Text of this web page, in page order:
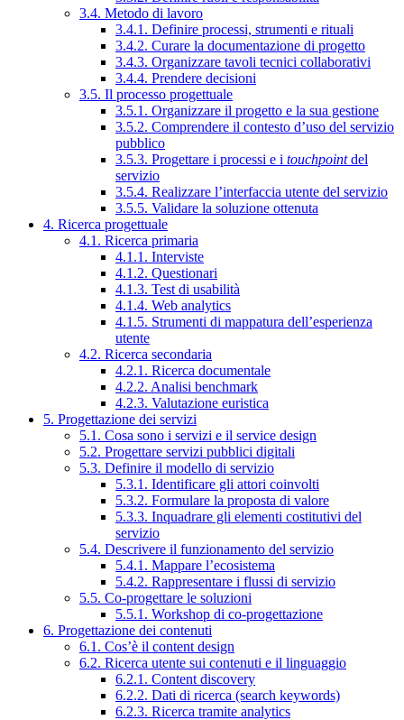
3.4. Metodo di lavoro
3.4.1. Definire processi, strumenti e rituali
3.4.2. Curare la documentazione di progetto
3.4.3. Organizzare tavoli tecnici collaborativi
3.4.4. Prendere decisioni
3.5. Il processo progettuale
3.5.1. Organizzare il progetto e la sua gestione
3.5.2. Comprendere il contesto d’uso del servizio
pubblico
3.5.3. Progettare i processi e i touchpointdel
servizio
3.5.4. Realizzare l’interfaccia utente del servizio
3.5.5. Validare la soluzione ottenuta
4. Ricerca progettuale
4.1. Ricerca primaria
4.1.1. Interviste
4.1.2. Questionari
4.1.3. Test di usabilità
4.1.4. Web analytics
4.1.5. Strumenti di mappatura dell’esperienza
utente
4.2. Ricerca secondaria
4.2.1. Ricerca documentale
4.2.2. Analisi benchmark
4.2.3. Valutazione euristica
5. Progettazione dei servizi
5.1. Cosa sono i servizi e il service design
5.2. Progettare servizi pubblici digitali
5.3. Definire il modello di servizio
5.3.1. Identificare gli attori coinvolti
5.3.2. Formulare la proposta di valore
5.3.3. Inquadrare gli elementi costitutivi del
servizio
5.4. Descrivere il funzionamento del servizio
5.4.1. Mappare l’ecosistema
5.4.2. Rappresentare i flussi di servizio
5.5. Co-progettare le soluzioni
5.5.1. Workshop di co-progettazione
6. Progettazione dei contenuti
6.1. Cos’è il content design
6.2. Ricerca utente sui contenuti e il linguaggio
6.2.1. Content discovery
6.2.2. Dati di ricerca (search keywords)
6.2.3. Ricerca tramite analytics